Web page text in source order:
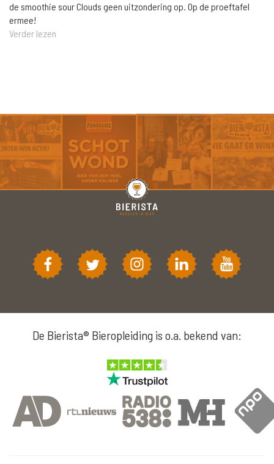
de smoothie sour Clouds geen uitzondering op. Op de proeftafel
ermee!
Verder lezen
De Bierista® Bieropleiding is o.a. bekend van: